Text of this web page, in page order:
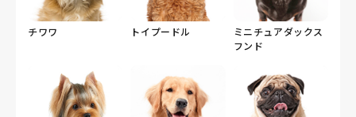
チワワ トイプードル
ミニチュアダックス
フンド